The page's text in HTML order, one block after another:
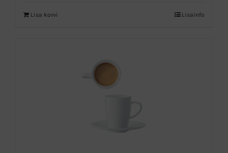
Lisa korvi Lisainfo